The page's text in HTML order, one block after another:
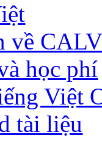
về
học phí
Việt
tài liệu